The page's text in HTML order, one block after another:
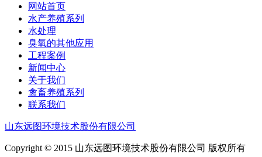
网站首页
水产养殖系列
水处理
臭氧的其他应用
工程案例
新闻中心
关于我们
禽畜养殖系列
联系我们
山东远图环境技术股份有限公司
Copyright © 2015 山东远图环境技术股份有限公司 版权所有